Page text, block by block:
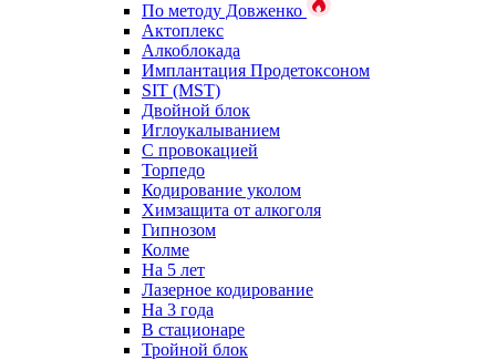
По методу Довженко
Актоплекс
Алкоблокада
Имплантация Продетоксоном
SIT (MST)
Двойной блок
Иглоукалыванием
С провокацией
Торпедо
Кодирование уколом
Химзащита от алкоголя
Гипнозом
Колме
На 5 лет
Лазерное кодирование
На 3 года
В стационаре
Тройной блок